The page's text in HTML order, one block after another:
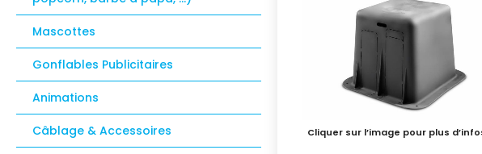
Mascottes
Gonflables Publicitaires
Animations
Câblage & Accessoires